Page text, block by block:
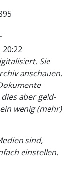
20:22
Sie
anschauen.
aber geld-
wenig (mehr)
sind,
einstellen.